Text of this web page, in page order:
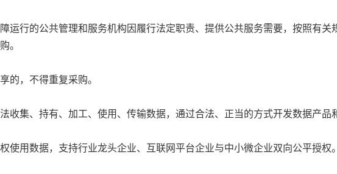
的公共管理和服务机构因履行法定职责、提供公共服务需要，按照有关
。
，不得重复采购。
、持有、加工、使用、传输数据，通过合法、正当的方式开发数据产品
数据，支持行业龙头企业、互联网平台企业与中小微企业双向公平授权。